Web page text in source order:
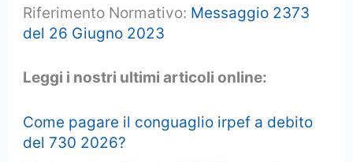
Riferimento Normativo: Messaggio 2373
del 26 Giugno 2023
Leggi i nostri ultimi articoli online:
Come pagare il conguaglio irpef a debito
del 730 2026?